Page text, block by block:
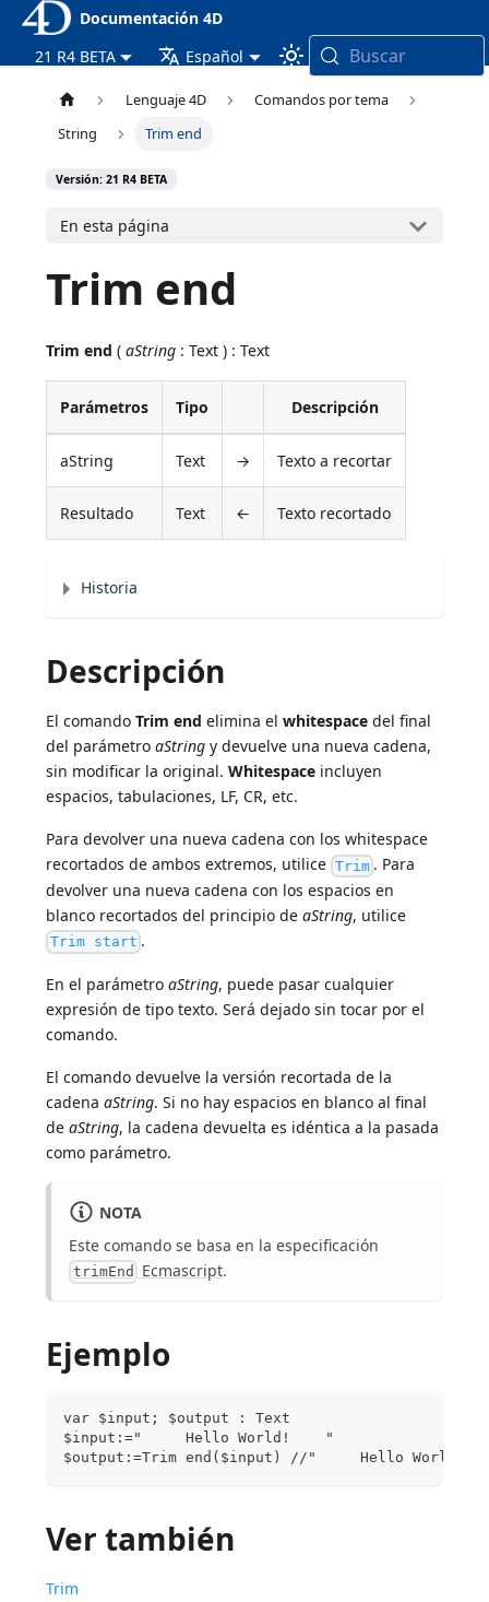
Documentación 4D
21 R4 BETA
Español Buscar
Lenguaje 4D
Comandos por tema
String
Trim end
Versión: 21 R4 BETA
En esta página
Trim end
Trim end (aString : Text ) : Text
Parámetros Tipo Descripción
aString Text → Texto a recortar
Resultado Text ← Texto recortado
Historia
Descripción
El comandoTrim end elimina elwhitespace del final
del parámetroaString y devuelve una nueva cadena,
sin modificar la original.Whitespace incluyen
espacios, tabulaciones, LF, CR, etc.
Para devolver una nueva cadena con los whitespace
recortados de ambos extremos, utilice Trim . Para
devolver una nueva cadena con los espacios en
blanco recortados del principio deaString, utilice
Trim start .
En el parámetroaString, puede pasar cualquier
expresión de tipo texto. Será dejado sin tocar por el
comando.
El comando devuelve la versión recortada de la
cadenaaString. Si no hay espacios en blanco al final
deaString, la cadena devuelta es idéntica a la pasada
como parámetro.
NOTA
Este comando se basa en la especificación
trimEnd Ecmascript.
Ejemplo
var $input; $output : Text
$input:="     Hello World!    "
$output:=Trim end($input) //"     Hello World!"
Ver también
Trim